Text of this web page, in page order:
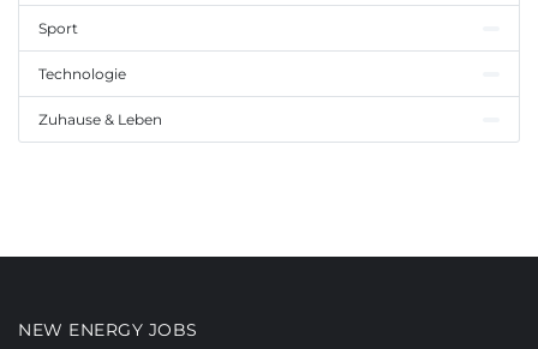
Sport
Technologie
Zuhause & Leben
NEW ENERGY JOBS